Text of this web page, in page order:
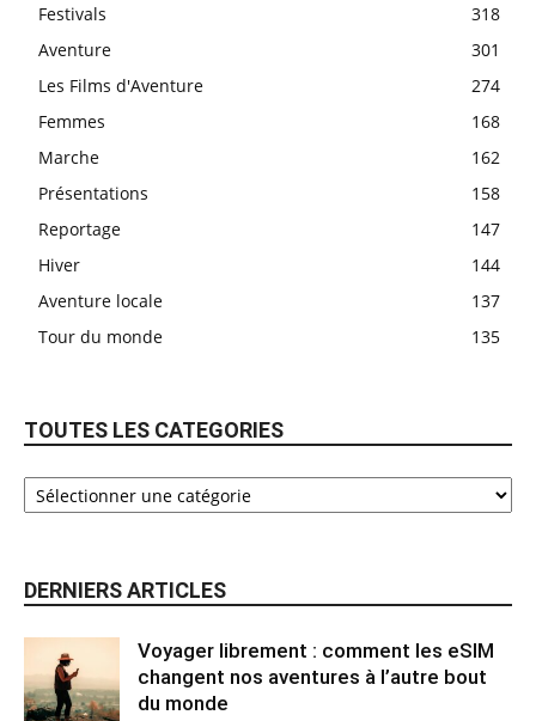
Festivals
318
Aventure
301
Les Films d'Aventure
274
Femmes
168
Marche
162
Présentations
158
Reportage
147
Hiver
144
Aventure locale
137
Tour du monde
135
TOUTES LES CATEGORIES
DERNIERS ARTICLES
Voyager librement : comment les eSIM
changent nos aventures à l’autre bout
du monde